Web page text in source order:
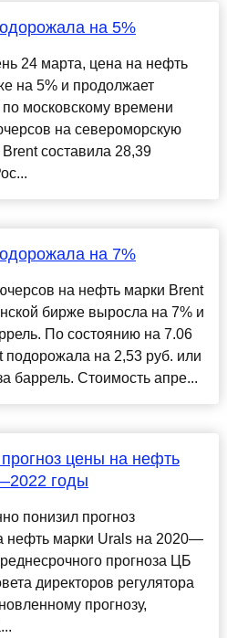
на 5%
24 марта, цена на нефть
на 5% и продолжает
московскому времени
на североморскую
составила 28,39
на 7%
на нефть марки Brent
бирже выросла на 7% и
По состоянию на 7.06
подорожала на 2,53 руб. или
баррель. Стоимость апре...
цены на нефть
годы
понизил прогноз
нефть марки Urals на 2020—
прогноза ЦБ
директоров регулятора
прогнозу,